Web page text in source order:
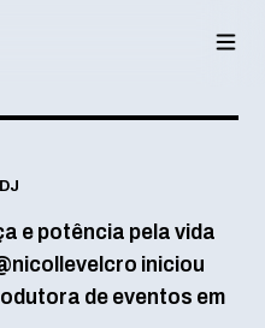
DJ
e potência pela vida
iniciou
de eventos em